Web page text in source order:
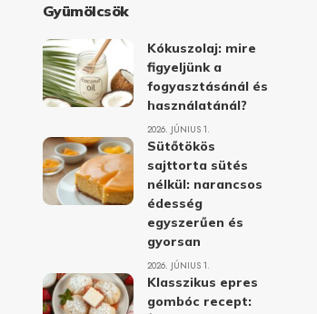
Gyümölcsök
Kókuszolaj: mire
figyeljünk a
fogyasztásánál és
használatánál?
2026. JÚNIUS 1.
Sütőtökös
sajttorta sütés
nélkül: narancsos
édesség
egyszerűen és
gyorsan
2026. JÚNIUS 1.
Klasszikus epres
gombóc recept: